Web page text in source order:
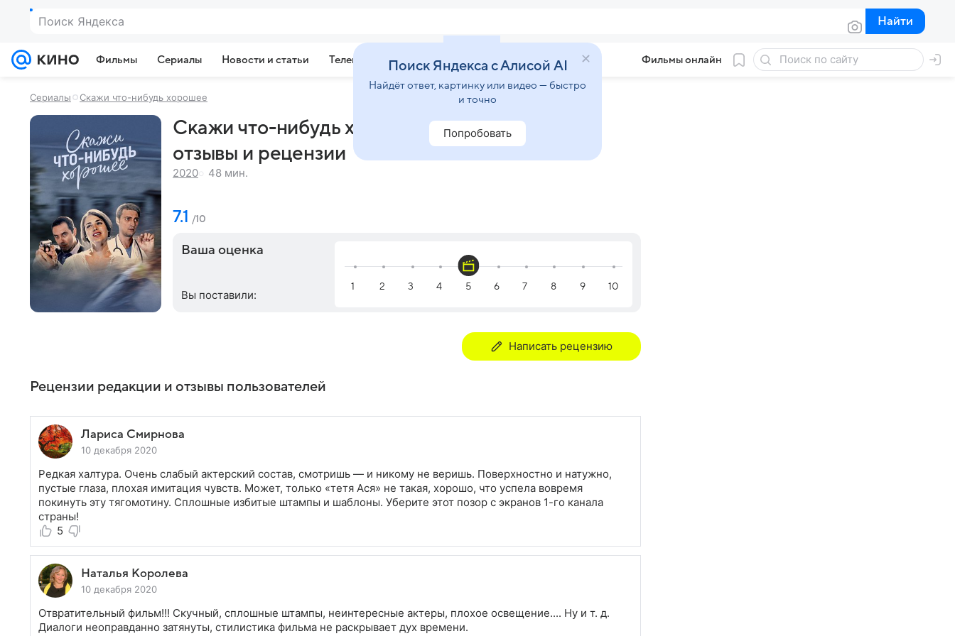
Поиск Яндекса Найти
Найти
Фильмы Сериалы Новости и статьи Телепрограмма Звезды Фильмы онлайн
Сериалы Скажи что-нибудь хорошее
Скажи что-нибудь хорошее (сериал 2020) -
отзывы и рецензии
2020 48 мин.
7.1 /10
Ваша оценка
Вы поставили:
Написать рецензию
Рецензии редакции и отзывы пользователей
Лариса Смирнова
10 декабря 2020
Редкая халтура. Очень слабый актерский состав, смотришь — и никому не веришь. Поверхностно и натужно,
пустые глаза, плохая имитация чувств. Может, только «тетя Ася» не такая, хорошо, что успела вовремя
покинуть эту тягомотину. Сплошные избитые штампы и шаблоны. Уберите этот позор с экранов 1-го канала
страны!
5
Наталья Королева
10 декабря 2020
Отвратительный фильм!!! Скучный, сплошные штампы, неинтересные актеры, плохое освещение.... Ну и т. д.
Диалоги неоправданно затянуты, стилистика фильма не раскрывает дух времени.
Поиск Яндекса с Алисой AI
Найдёт ответ, картинку или видео — быстро
и точно
Попробовать